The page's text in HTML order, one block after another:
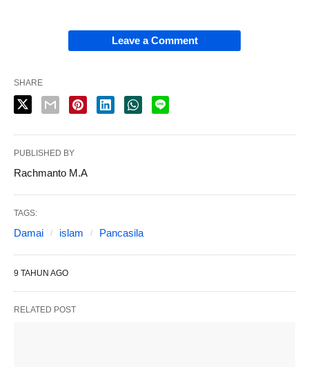
Leave a Comment
SHARE
PUBLISHED BY
Rachmanto M.A
TAGS:
Damai islam Pancasila
9 TAHUN AGO
RELATED POST